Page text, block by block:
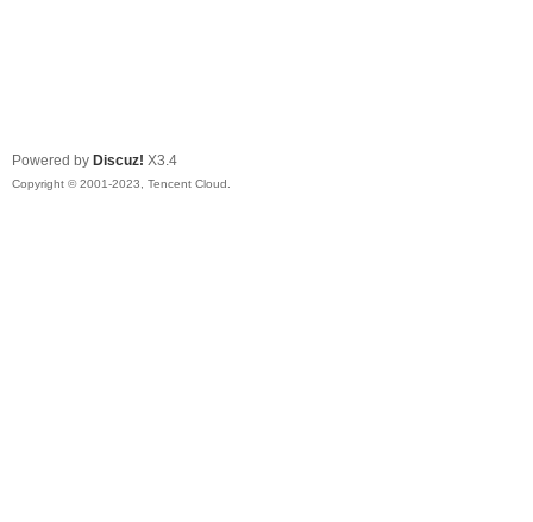
Powered by Discuz! X3.4
Copyright © 2001-2023, Tencent Cloud.